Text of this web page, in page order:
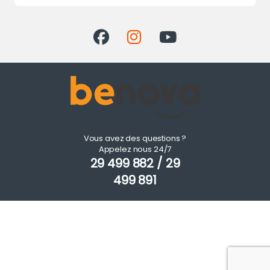
Vous avez des questions ?
Appelez nous 24/7
29 499 882 / 29
499 891